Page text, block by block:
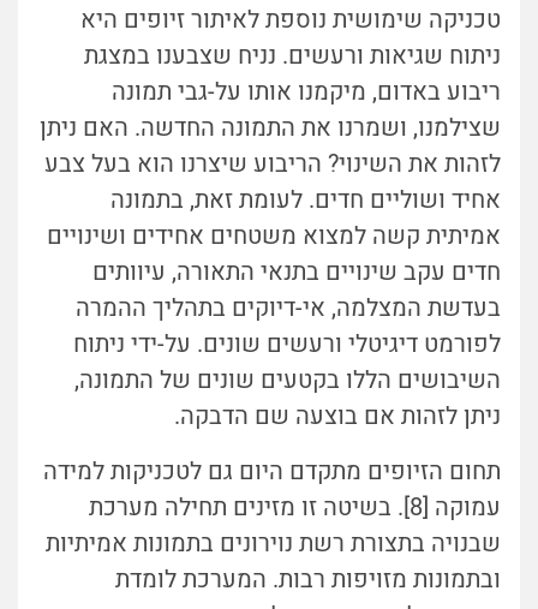
טכניקה שימושית נוספת לאיתור זיופים היא
ניתוח שגיאות ורעשים. נניח שצבענו במצגת
ריבוע באדום, מיקמנו אותו על-גבי תמונה
שצילמנו, ושמרנו את התמונה החדשה. האם ניתן
לזהות את השינוי? הריבוע שיצרנו הוא בעל צבע
אחיד ושוליים חדים. לעומת זאת, בתמונה
אמיתית קשה למצוא משטחים אחידים ושינויים
חדים עקב שינויים בתנאי התאורה, עיוותים
בעדשת המצלמה, אי-דיוקים בתהליך ההמרה
לפורמט דיגיטלי ורעשים שונים. על-ידי ניתוח
השיבושים הללו בקטעים שונים של התמונה,
ניתן לזהות אם בוצעה שם הדבקה.
תחום הזיופים מתקדם היום גם לטכניקות למידה
עמוקה [8]. בשיטה זו מזינים תחילה מערכת
שבנויה בתצורת רשת נוירונים בתמונות אמיתיות
ובתמונות מזויפות רבות. המערכת לומדת